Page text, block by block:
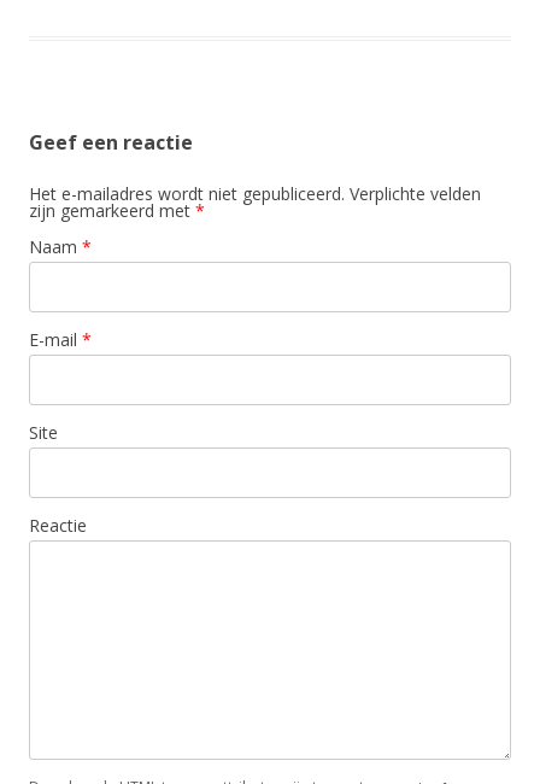
Geef een reactie
Het e-mailadres wordt niet gepubliceerd. Verplichte velden
zijn gemarkeerd met *
Naam *
E-mail *
Site
Reactie